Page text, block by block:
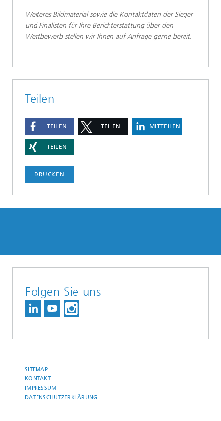
Weiteres Bildmaterial sowie die Kontaktdaten der Sieger
und Finalisten für Ihre Berichterstattung über den
Wettbewerb stellen wir Ihnen auf Anfrage gerne bereit.
Teilen
TEILEN TEILEN MITTEILEN
TEILEN
DRUCKEN
Folgen Sie uns
SITEMAP
KONTAKT
IMPRESSUM
DATENSCHUTZERKLÄRUNG